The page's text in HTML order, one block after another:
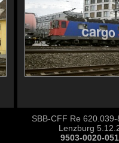
SBB-CFF Re
Lenzburg
9503-0020-